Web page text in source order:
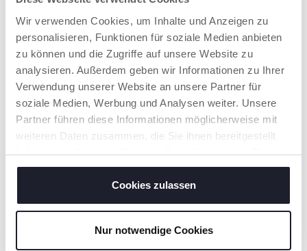
Wir verwenden Cookies, um Inhalte und Anzeigen zu
personalisieren, Funktionen für soziale Medien anbieten
zu können und die Zugriffe auf unsere Website zu
analysieren. Außerdem geben wir Informationen zu Ihrer
Verwendung unserer Website an unsere Partner für
soziale Medien, Werbung und Analysen weiter. Unsere
Partner führen diese Informationen möglicherweise mit
weiteren Daten zusammen, die Sie ihnen bereitgestellt
haben oder die sie im Rahmen Ihrer Nutzung der Dienste
gesammelt haben.
Cookies zulassen
Nur notwendige Cookies
VERSTELLBARE
RÜCKENLEHNE
Die verstellbare
garantiert maximalen
bei verstopfter Nase
visuellen Reize.
4-JAHRESZEITEN-
KOMFORT
Erleben Sie Komfort
unserem neuen
An Wintertagen ist
verlängerbaren
Decke gut vor Kälte